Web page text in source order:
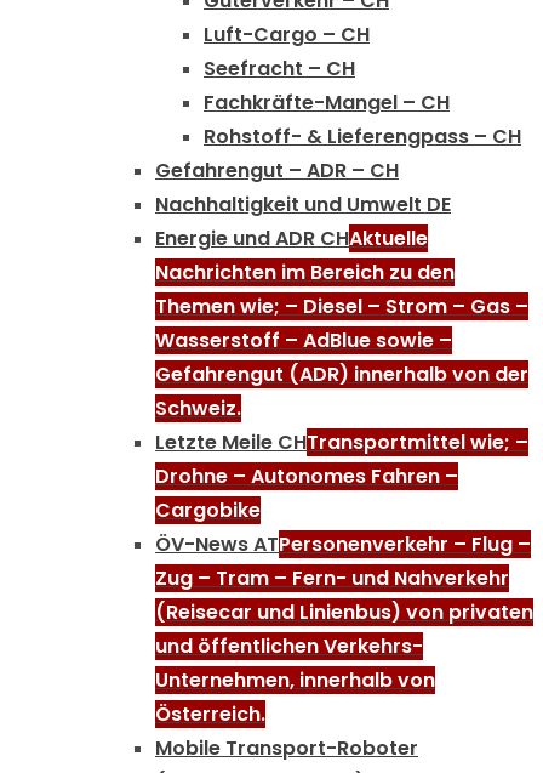
Luft-Cargo – CH
Seefracht – CH
Fachkräfte-Mangel – CH
Rohstoff- & Lieferengpass – CH
Gefahrengut – ADR – CH
Nachhaltigkeit und Umwelt DE
Energie und ADR CHAktuelle
Nachrichten im Bereich zu den
Themen wie; – Diesel – Strom – Gas –
Wasserstoff – AdBlue sowie –
Gefahrengut (ADR) innerhalb von der
Schweiz.
Letzte Meile CHTransportmittel wie; –
Drohne – Autonomes Fahren –
Cargobike
ÖV-News ATPersonenverkehr – Flug –
Zug – Tram – Fern- und Nahverkehr
(Reisecar und Linienbus) von privaten
und öffentlichen Verkehrs-
Unternehmen, innerhalb von
Österreich.
Mobile Transport-Roboter